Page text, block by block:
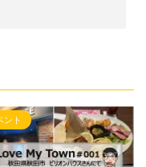
ント